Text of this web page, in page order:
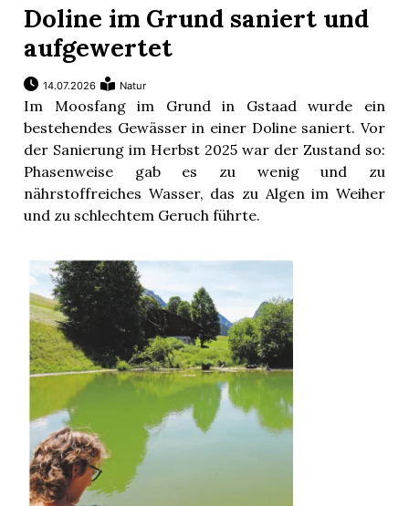
Doline im Grund saniert und
aufgewertet
14.07.2026 Natur
Im Moosfang im Grund in Gstaad wurde ein
bestehendes Gewässer in einer Doline saniert. Vor
der Sanierung im Herbst 2025 war der Zustand so:
Phasenweise gab es zu wenig und zu
nährstoffreiches Wasser, das zu Algen im Weiher
und zu schlechtem Geruch führte.